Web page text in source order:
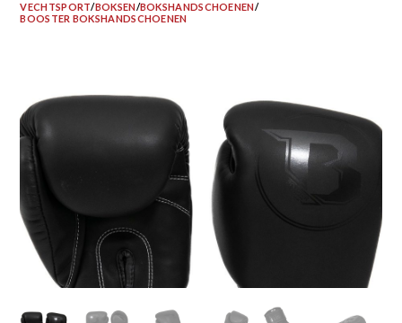
VECHTSPORT/BOKSEN/BOKSHANDSCHOENEN/
BOOSTER BOKSHANDSCHOENEN